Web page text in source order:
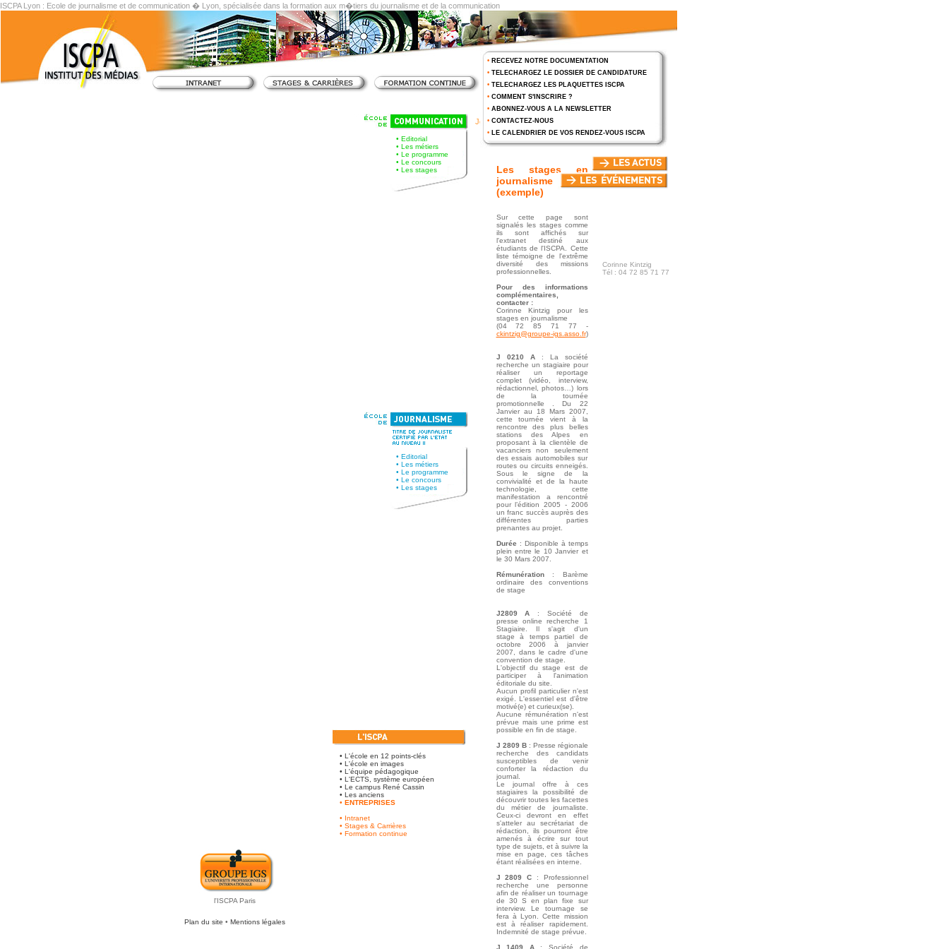
ISCPA Lyon : Ecole de journalisme et de communication � Lyon, spécialisée dans la formation aux m�tiers du journalisme et de la communication
• RECEVEZ NOTRE DOCUMENTATION
• TELECHARGEZ LE DOSSIER DE CANDIDATURE
• TELECHARGEZ LES PLAQUETTES ISCPA
• COMMENT S'INSCRIRE ?
• ABONNEZ-VOUS A LA NEWSLETTER
• CONTACTEZ-NOUS
• LE CALENDRIER DE VOS RENDEZ-VOUS ISCPA
• Editorial
• Les métiers
• Le programme
• Le concours
• Les stages
• Editorial
• Les métiers
• Le programme
• Le concours
• Les stages
• L'école en 12 points-clés
• L'école en images
• L'équipe pédagogique
• L'ECTS, système européen
• Le campus René Cassin
• Les anciens
• ENTREPRISES
• Intranet
• Stages & Carrières
• Formation continue
l'ISCPA Paris
Plan du site • Mentions légales
Journalisme > Les stages
Les stages en
journalisme
(exemple)
Sur cette page sont
signalés les stages comme
ils sont affichés sur
l'extranet destiné aux
étudiants de l'ISCPA. Cette
liste témoigne de l'extrême
diversité des missions
professionnelles.
Pour des informations
complémentaires,
contacter :
Corinne Kintzig pour les
stages en journalisme
(04 72 85 71 77 -
ckintzig@groupe-igs.asso.fr)
J 0210 A: La société
recherche un stagiaire pour
réaliser un reportage
complet (vidéo, interview,
rédactionnel, photos…) lors
de la tournée
promotionnelle . Du 22
Janvier au 18 Mars 2007,
cette tournée vient à la
rencontre des plus belles
stations des Alpes en
proposant à la clientèle de
vacanciers non seulement
des essais automobiles sur
routes ou circuits enneigés.
Sous le signe de la
convivialité et de la haute
technologie, cette
manifestation a rencontré
pour l’édition 2005 - 2006
un franc succès auprès des
différentes parties
prenantes au projet.
Durée : Disponible à temps
plein entre le 10 Janvier et
le 30 Mars 2007.
Rémunération: Barème
ordinaire des conventions
de stage
J2809 A : Société de
presse online recherche 1
Stagiaire. Il s'agit d'un
stage à temps partiel de
octobre 2006 à janvier
2007, dans le cadre d'une
convention de stage.
L'objectif du stage est de
participer à l'animation
éditoriale du site.
Aucun profil particulier n'est
exigé. L'essentiel est d'être
motivé(e) et curieux(se).
Aucune rémunération n'est
prévue mais une prime est
possible en fin de stage.
J 2809 B: Presse régionale
recherche des candidats
susceptibles de venir
conforter la rédaction du
journal.
Le journal offre à ces
stagiaires la possibilité de
découvrir toutes les facettes
du métier de journaliste.
Ceux-ci devront en effet
s'atteler au secrétariat de
rédaction, ils pourront être
amenés à écrire sur tout
type de sujets, et à suivre la
mise en page, ces tâches
étant réalisées en interne.
J 2809 C : Professionnel
recherche une personne
afin de réaliser un tournage
de 30 S en plan fixe sur
interview. Le tournage se
fera à Lyon. Cette mission
est à réaliser rapidement.
Indemnité de stage prévue.
J 1409 A: Société de
Corinne Kintzig
Tél : 04 72 85 71 77